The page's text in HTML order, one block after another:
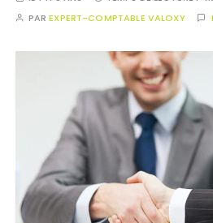
PAREXPERT-COMPTABLE VALOXY